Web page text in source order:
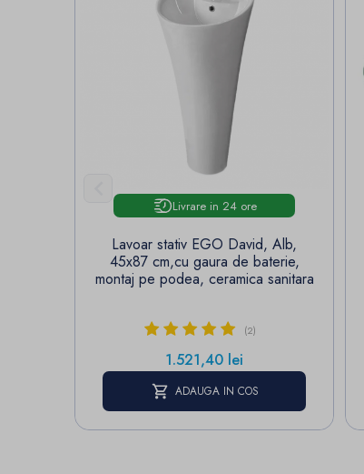

Livrare in 24 ore
Lavoar stativ EGO David, Alb,
45x87 cm,cu gaura de baterie,
montaj pe podea, ceramica sanitara
(2)
Pret
1.521,40 lei
ADAUGA IN COS